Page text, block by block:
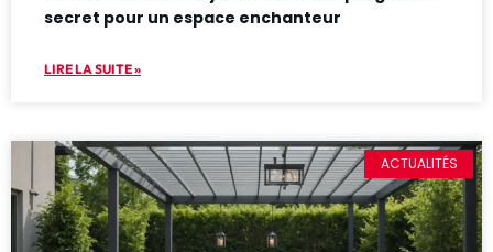
secret pour un espace enchanteur
LIRE LA SUITE »
ACTUALITÉS